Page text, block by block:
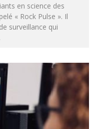
en science des
« Rock Pulse ». Il
surveillance qui